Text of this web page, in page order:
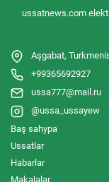
ussatnews.com
Aşgabat,
+99365692927
ussa777@mail.ru
@ussa_ussayew
Baş sahypa
Ussatlar
Habarlar
Makalalar